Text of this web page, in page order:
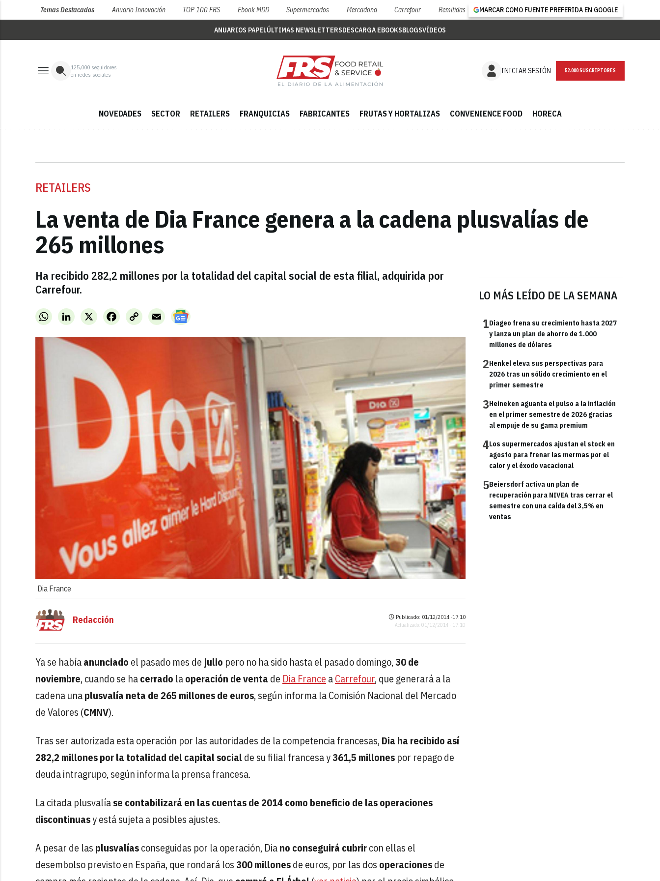
Temas Destacados Anuario Innovación TOP 100 FRS Ebook MDD Supermercados Mercadona Carrefour Remitidas MARCAR COMO FUENTE PREFERIDA EN GOOGLE
ANUARIOS PAPELÚLTIMAS NEWSLETTERSDESCARGA EBOOKSBLOGSVÍDEOS
125,000 seguidores
en redes sociales
INICIAR SESIÓN NEWSLETTER
NOVEDADES SECTOR RETAILERS FRANQUICIAS FABRICANTES FRUTAS Y HORTALIZAS CONVENIENCE FOOD HORECA
RETAILERS
La venta de Dia France genera a la cadena plusvalías de
265 millones
Ha recibido 282,2 millones por la totalidad del capital social de esta filial, adquirida por
Carrefour.
WhatsAppLinkedInX FacebookCopy
Link
Email
Dia France
LO MÁS LEÍDO DE LA SEMANA
1Diageo frena su crecimiento hasta 2027
y lanza un plan de ahorro de 1.000
millones de dólares
2Henkel eleva sus perspectivas para
2026 tras un sólido crecimiento en el
primer semestre
3Heineken aguanta el pulso a la inflación
en el primer semestre de 2026 gracias
al empuje de su gama premium
4Los supermercados ajustan el stock en
agosto para frenar las mermas por el
calor y el éxodo vacacional
5Beiersdorf activa un plan de
recuperación para NIVEA tras cerrar el
semestre con una caída del 3,5% en
ventas
Redacción Publicado: 01/12/2014 ·17:10
Actualizado: 01/12/2014 · 17:10
Ya se habíaanunciado el pasado mes de julio pero no ha sido hasta el pasado domingo,30 de
noviembre, cuando se hacerrado laoperación de venta de Dia France aCarrefour, que generará a la
cadena unaplusvalía neta de 265 millones de euros, según informa la Comisión Nacional del Mercado
de Valores (CMNV).
Tras ser autorizada esta operación por las autoridades de la competencia francesas,Dia ha recibido así
282,2 millones por la totalidad del capital socialde su filial francesa y361,5 millones por repago de
deuda intragrupo, según informa la prensa francesa.
La citada plusvalíase contabilizará en las cuentas de 2014 como beneficio de las operaciones
discontinuasy está sujeta a posibles ajustes.
A pesar de las plusvalíasconseguidas por la operación, Diano conseguirá cubrircon ellas el
desembolso previsto en España, que rondará los300 millonesde euros, por las dos operacionesde